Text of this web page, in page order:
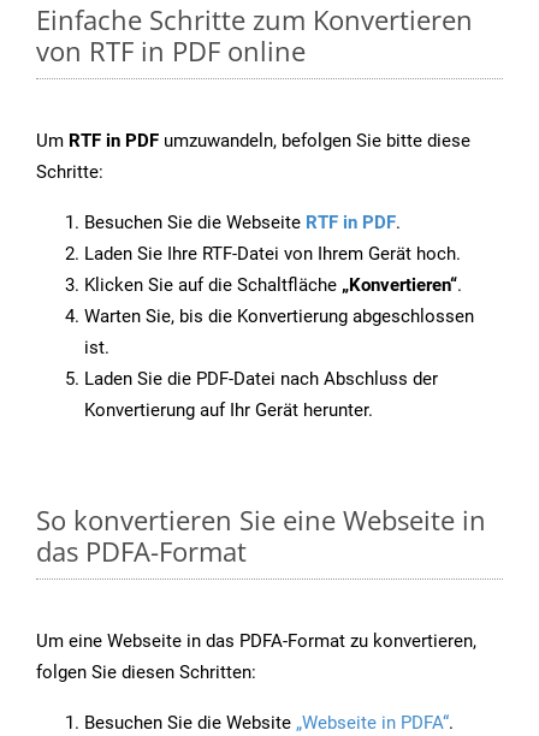
Einfache Schritte zum Konvertieren
von RTF in PDF online
Um RTF in PDF umzuwandeln, befolgen Sie bitte diese
Schritte:
Besuchen Sie die Webseite RTF in PDF.
Laden Sie Ihre RTF-Datei von Ihrem Gerät hoch.
Klicken Sie auf die Schaltfläche „Konvertieren“.
Warten Sie, bis die Konvertierung abgeschlossen
ist.
Laden Sie die PDF-Datei nach Abschluss der
Konvertierung auf Ihr Gerät herunter.
So konvertieren Sie eine Webseite in
das PDFA-Format
Um eine Webseite in das PDFA-Format zu konvertieren,
folgen Sie diesen Schritten:
Besuchen Sie die Website „Webseite in PDFA“.